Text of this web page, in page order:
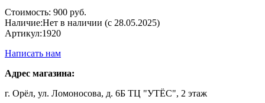
Стоимость: 900 руб.
Наличие:Нет в наличии (с 28.05.2025)
Артикул:1920
Написать нам
Адрес магазина:
г. Орёл, ул. Ломоносова, д. 6Б ТЦ "УТЁС", 2 этаж